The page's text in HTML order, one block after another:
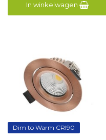
In winkelwagen
Dim to Warm CRI90